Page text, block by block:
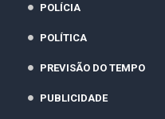
POLÍCIA
POLÍTICA
PREVISÃO DO TEMPO
PUBLICIDADE